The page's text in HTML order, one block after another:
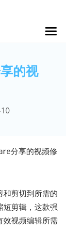
的视
分享的视频修
和剪切到所需的
短剪辑，这款强
效视频编辑所需